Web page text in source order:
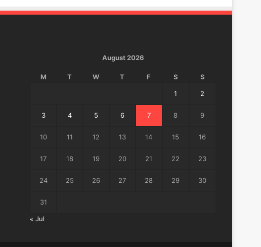
August 2026
M T W T F S S
1 2
3 4 5 6 7 8 9
10 11 12 13 14 15 16
17 18 19 20 21 22 23
24 25 26 27 28 29 30
31
« Jul